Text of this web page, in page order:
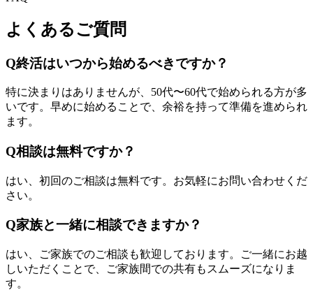
よくあるご質問
Q終活はいつから始めるべきですか？
特に決まりはありませんが、50代〜60代で始められる方が多
いです。早めに始めることで、余裕を持って準備を進められ
ます。
Q相談は無料ですか？
はい、初回のご相談は無料です。お気軽にお問い合わせくだ
さい。
Q家族と一緒に相談できますか？
はい、ご家族でのご相談も歓迎しております。ご一緒にお越
しいただくことで、ご家族間での共有もスムーズになりま
す。